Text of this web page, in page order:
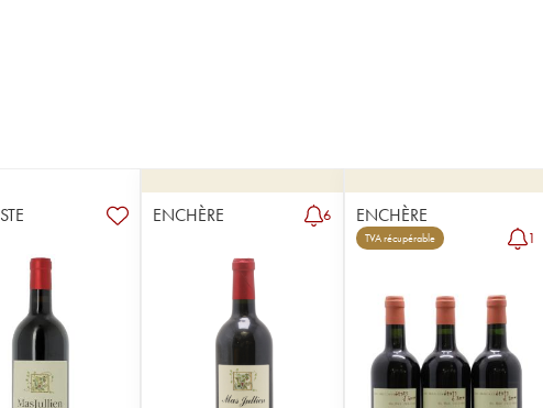
ENCHÈRE 6 ENCHÈRE
TVA récupérable 1